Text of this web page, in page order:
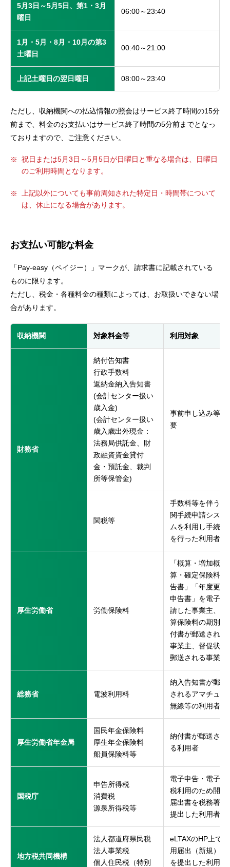
5月3日～5月5日、第1・3月
曜日
06:00～23:40
1月・5月・8月・10月の第3
土曜日
00:40～21:00
上記土曜日の翌日曜日 08:00～23:40
ただし、収納機関への払込情報の照会はサービス終了時間の15分
前まで、料金のお支払いはサービス終了時間の5分前までとなっ
ておりますので、ご注意ください。
祝日または5月3日～5月5日が日曜日と重なる場合は、日曜日
のご利用時間となります。
上記以外についても事前周知された特定日・時間帯について
は、休止になる場合があります。
お支払い可能な料金
「Pay-easy（ペイジー）」マークが、請求書に記載されている
ものに限ります。
ただし、税金・各種料金の種類によっては、お取扱いできない場
合があります。
収納機関 対象料金等 利用対象
財務省
納付告知書
行政手数料
返納金納入告知書
(会計センター扱い
歳入金)
(会計センター扱い
歳入歳出外現金：
法務局供託金、財
政融資資金貸付
金・預託金、裁判
所等保管金)
事前申し込み等不
要
関税等
手数料等を伴う税
関手続申請システ
ムを利用し手続き
を行った利用者
厚生労働省 労働保険料
「概算・増加概
算・確定保険料申
告書」「年度更新
申告書」を電子申
請した事業主、概
算保険料の期別納
付書が郵送される
事業主、督促状が
郵送される事業主
総務省 電波利用料
納入告知書が郵送
されるアマチュア
無線等の利用者
厚生労働省年金局
国民年金保険料
厚生年金保険料
船員保険料等
納付書が郵送され
る利用者
国税庁
申告所得税
消費税
源泉所得税等
電子申告・電子納
税利用のため開始
届出書を税務署に
提出した利用者
地方税共同機構
法人都道府県民税
法人事業税
個人住民税（特別
eLTAXのHP上で利
用届出（新規）
を提出した利用者